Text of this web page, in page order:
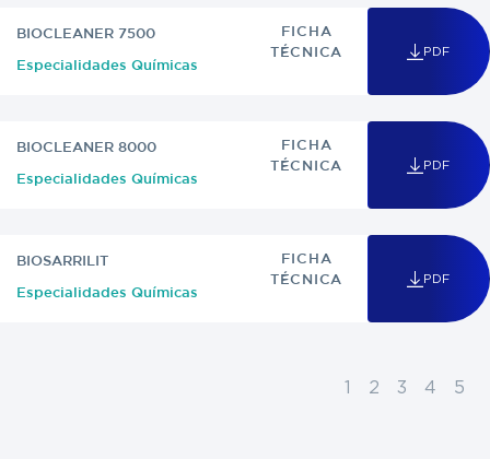
BIOCLEANER 7500
Especialidades Químicas
FICHA
TÉCNICA
PDF
BIOCLEANER 8000
Especialidades Químicas
FICHA
TÉCNICA
PDF
BIOSARRILIT
Especialidades Químicas
FICHA
TÉCNICA
PDF
1 2 3 4 5